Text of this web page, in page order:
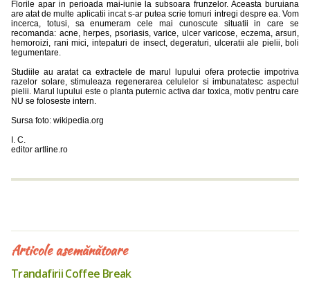
Florile apar in perioada mai-iunie la subsoara frunzelor. Aceasta buruiana
are atat de multe aplicatii incat s-ar putea scrie tomuri intregi despre ea. Vom
incerca, totusi, sa enumeram cele mai cunoscute situatii in care se
recomanda: acne, herpes, psoriasis, varice, ulcer varicose, eczema, arsuri,
hemoroizi, rani mici, intepaturi de insect, degeraturi, ulceratii ale pielii, boli
tegumentare.
Studiile au aratat ca extractele de marul lupului ofera protectie impotriva
razelor solare, stimuleaza regenerarea celulelor si imbunatatesc aspectul
pielii. Marul lupului este o planta puternic activa dar toxica, motiv pentru care
NU se foloseste intern.
Sursa foto: wikipedia.org
I. C.
editor artline.ro
Articole asemănătoare
Trandafirii Coffee Break